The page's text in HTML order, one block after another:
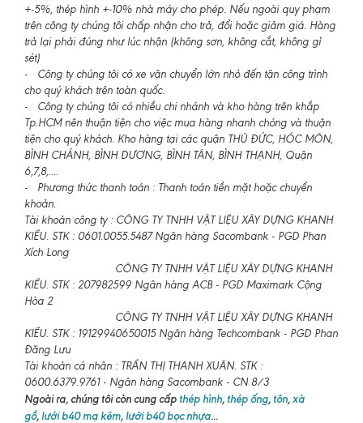
+-5%, thép hình +-10% nhà máy cho phép. Nếu ngoài quy phạm
trên công ty chúng tôi chấp nhận cho trả, đổi hoặc giảm giá. Hàng
trả lại phải đúng như lúc nhận (không sơn, không cắt, không gỉ
sét)
- Công ty chúng tôi có xe vận chuyển lớn nhỏ đến tận công trình
cho quý khách trên toàn quốc.
- Công ty chúng tôi có nhiều chi nhánh và kho hàng trên khắp
Tp.HCM nên thuận tiện cho việc mua hàng nhanh chóng và thuận
tiện cho quý khách. Kho hàng tại các quận THỦ ĐỨC, HÓC MÔN,
BÌNH CHÁNH, BÌNH DƯƠNG, BÌNH TÂN, BÌNH THẠNH, Quận
6,7,8,....
- Phương thức thanh toán : Thanh toán tiền mặt hoặc chuyển
khoản.
Tài khoản công ty : CÔNG TY TNHH VẬT LIỆU XÂY DỰNG KHANH
KIỀU. STK : 0601.0055.5487 Ngân hàng Sacombank - PGD Phan
Xích Long
CÔNG TY TNHH VẬT LIỆU XÂY DỰNG KHANH
KIỀU. STK : 207982599 Ngân hàng ACB - PGD Maximark Cộng
Hòa 2
CÔNG TY TNHH VẬT LIỆU XÂY DỰNG KHANH
KIỀU. STK : 19129940650015 Ngân hàng Techcombank - PGD Phan
Đăng Lưu
Tài khoản cá nhân : TRẦN THỊ THANH XUÂN. STK :
0600.6379.9761 - Ngân hàng Sacombank - CN 8/3
Ngoài ra, chúng tôi còn cung cấp thép hình, thép ống, tôn, xà
gồ, lưới b40 mạ kẽm, lưới b40 bọc nhựa...